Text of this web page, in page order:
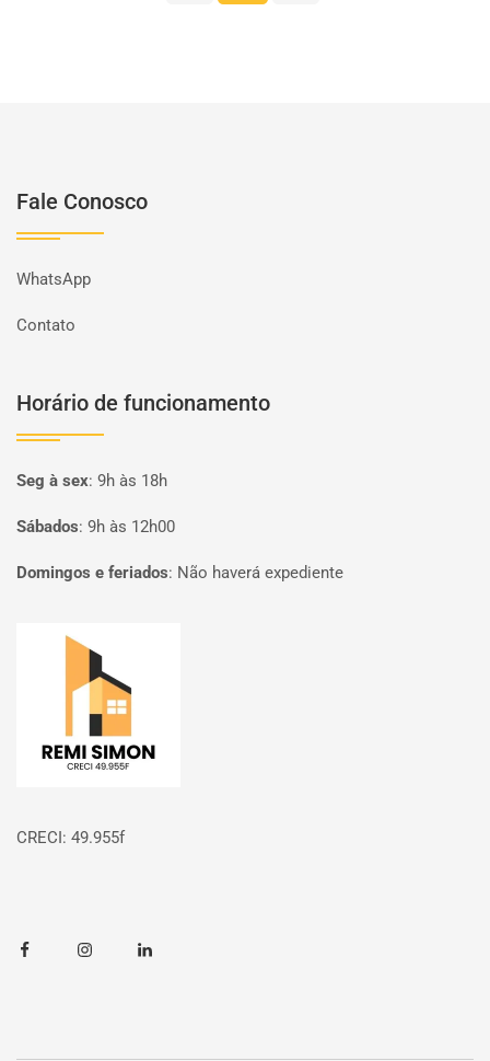
Fale Conosco
WhatsApp
Contato
Horário de funcionamento
Seg à sex: 9h às 18h
Sábados: 9h às 12h00
Domingos e feriados: Não haverá expediente
Página inicial
CRECI: 49.955f
FacebookInstagramLinkedin